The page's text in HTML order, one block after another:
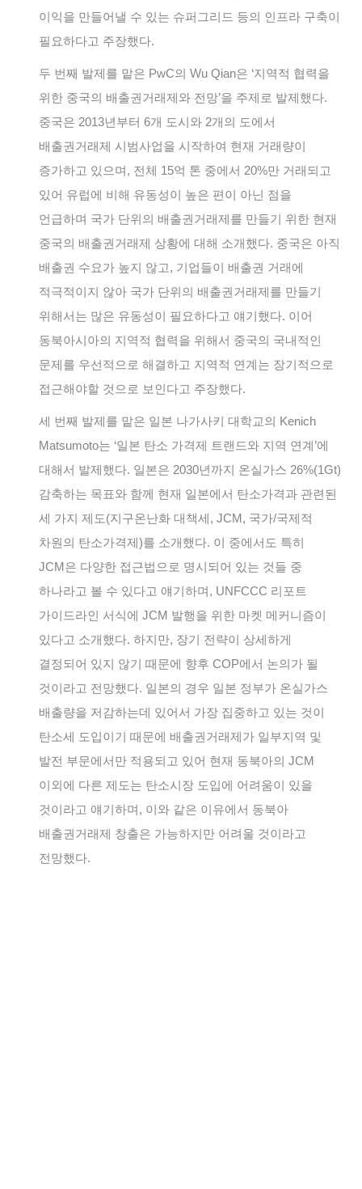
이익을 만들어낼 수 있는 슈퍼그리드 등의 인프라 구축이
필요하다고 주장했다.
두 번째 발제를 맡은 PwC의 Wu Qian은 ‘지역적 협력을
위한 중국의 배출권거래제와 전망’을 주제로 발제했다.
중국은 2013년부터 6개 도시와 2개의 도에서
배출권거래제 시범사업을 시작하여 현재 거래량이
증가하고 있으며, 전체 15억 톤 중에서 20%만 거래되고
있어 유럽에 비해 유동성이 높은 편이 아닌 점을
언급하며 국가 단위의 배출권거래제를 만들기 위한 현재
중국의 배출권거래제 상황에 대해 소개했다. 중국은 아직
배출권 수요가 높지 않고, 기업들이 배출권 거래에
적극적이지 않아 국가 단위의 배출권거래제를 만들기
위해서는 많은 유동성이 필요하다고 얘기했다. 이어
동북아시아의 지역적 협력을 위해서 중국의 국내적인
문제를 우선적으로 해결하고 지역적 연계는 장기적으로
접근해야할 것으로 보인다고 주장했다.
세 번째 발제를 맡은 일본 나가사키 대학교의 Kenich
Matsumoto는 ‘일본 탄소 가격제 트랜드와 지역 연계’에
대해서 발제했다. 일본은 2030년까지 온실가스 26%(1Gt)
감축하는 목표와 함께 현재 일본에서 탄소가격과 관련된
세 가지 제도(지구온난화 대책세, JCM, 국가/국제적
차원의 탄소가격제)를 소개했다. 이 중에서도 특히
JCM은 다양한 접근법으로 명시되어 있는 것들 중
하나라고 볼 수 있다고 얘기하며, UNFCCC 리포트
가이드라인 서식에 JCM 발행을 위한 마켓 메커니즘이
있다고 소개했다. 하지만, 장기 전략이 상세하게
결정되어 있지 않기 때문에 향후 COP에서 논의가 될
것이라고 전망했다. 일본의 경우 일본 정부가 온실가스
배출량을 저감하는데 있어서 가장 집중하고 있는 것이
탄소세 도입이기 때문에 배출권거래제가 일부지역 및
발전 부문에서만 적용되고 있어 현재 동북아의 JCM
이외에 다른 제도는 탄소시장 도입에 어려움이 있을
것이라고 얘기하며, 이와 같은 이유에서 동북아
배출권거래제 창출은 가능하지만 어려울 것이라고
전망했다.